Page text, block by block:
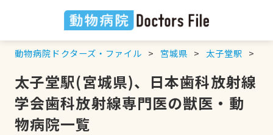
動物病院ドクターズ・ファイル 宮城県 太子堂駅
太子堂駅(宮城県)、日本歯科放射線
学会歯科放射線専門医の獣医・動
物病院一覧